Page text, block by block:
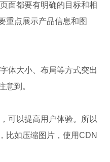
面都要有明确的目标和相
重点展示产品信息和图
体大小、布局等方式突出
意到。
可以提高用户体验。所以
比如压缩图片，使用CDN